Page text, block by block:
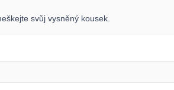
svůj vysněný kousek.